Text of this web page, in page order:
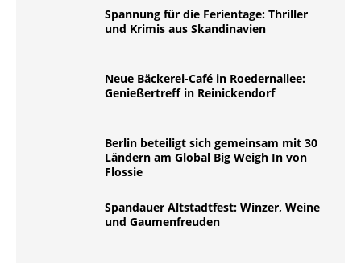
Spannung für die Ferientage: Thriller
und Krimis aus Skandinavien
Neue Bäckerei-Café in Roedernallee:
Genießertreff in Reinickendorf
Berlin beteiligt sich gemeinsam mit 30
Ländern am Global Big Weigh In von
Flossie
Spandauer Altstadtfest: Winzer, Weine
und Gaumenfreuden